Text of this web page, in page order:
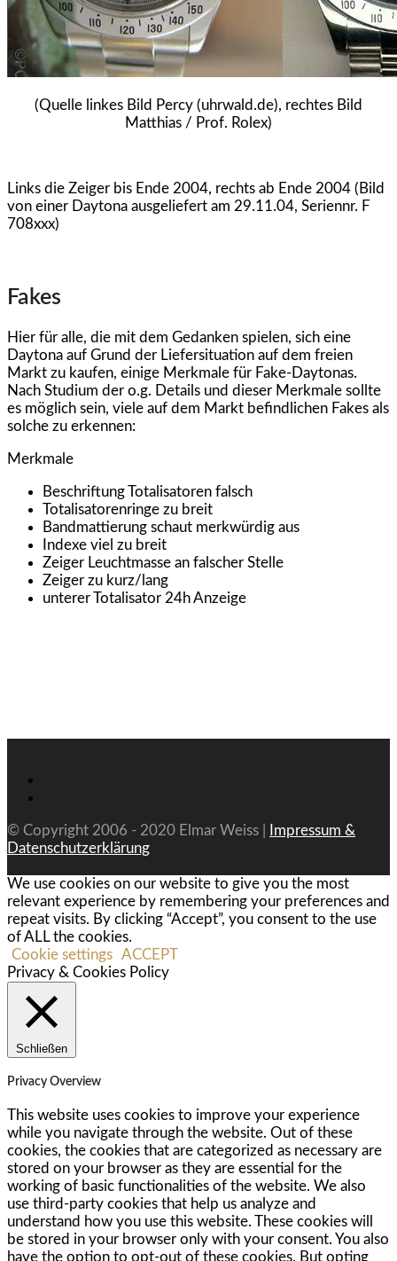
(Quelle linkes Bild Percy (uhrwald.de), rechtes Bild
Matthias / Prof. Rolex)
Links die Zeiger bis Ende 2004, rechts ab Ende 2004 (Bild
von einer Daytona ausgeliefert am 29.11.04, Seriennr. F
708xxx)
Fakes
Hier für alle, die mit dem Gedanken spielen, sich eine
Daytona auf Grund der Liefersituation auf dem freien
Markt zu kaufen, einige Merkmale für Fake-Daytonas.
Nach Studium der o.g. Details und dieser Merkmale sollte
es möglich sein, viele auf dem Markt befindlichen Fakes als
solche zu erkennen:
Merkmale
Beschriftung Totalisatoren falsch
Totalisatorenringe zu breit
Bandmattierung schaut merkwürdig aus
Indexe viel zu breit
Zeiger Leuchtmasse an falscher Stelle
Zeiger zu kurz/lang
unterer Totalisator 24h Anzeige
© Copyright 2006 - 2020 Elmar Weiss |
Impressum &
Datenschutzerklärung
We use cookies on our website to give you the most
relevant experience by remembering your preferences and
repeat visits. By clicking “Accept”, you consent to the use
of ALL the cookies.
Cookie settings ACCEPT
Privacy & Cookies Policy
Schließen
Privacy Overview
This website uses cookies to improve your experience
while you navigate through the website. Out of these
cookies, the cookies that are categorized as necessary are
stored on your browser as they are essential for the
working of basic functionalities of the website. We also
use third-party cookies that help us analyze and
understand how you use this website. These cookies will
be stored in your browser only with your consent. You also
have the option to opt-out of these cookies. But opting